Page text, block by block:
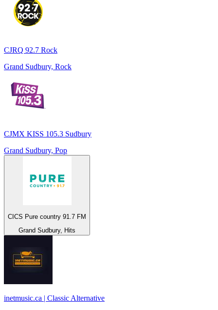
CJRQ 92.7 Rock
Grand Sudbury, Rock
CJMX KISS 105.3 Sudbury
Grand Sudbury, Pop
CICS Pure country 91.7 FM
Grand Sudbury, Hits
inetmusic.ca | Classic Alternative